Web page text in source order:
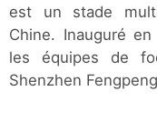
est un stade
Chine. Inauguré
les équipes de
Shenzhen